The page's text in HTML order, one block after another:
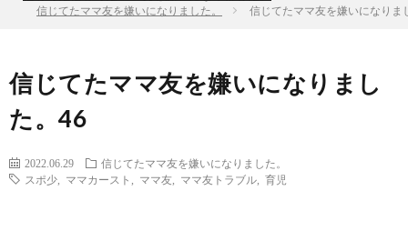
信じてたママ友を嫌いになりました。 信じてたママ友を嫌いになりま
信じてたママ友を嫌いになりまし
た。46
2022.06.29
信じてたママ友を嫌いになりました。
スポ少
ママカースト ママ友 ママ友トラブル 育児